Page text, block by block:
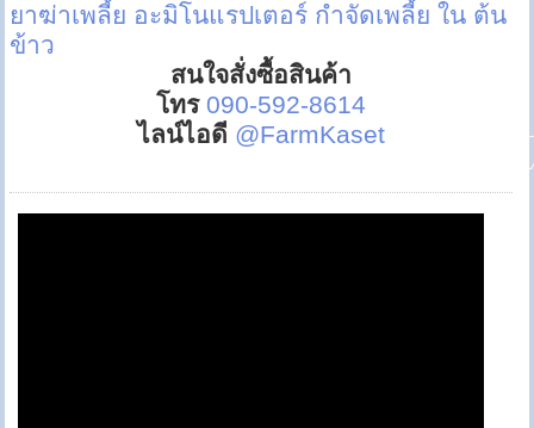
ยาฆ่าเพลี้ย อะมิโนแรปเตอร์ กำจัดเพลี้ย ใน ต้น
ข้าว
สนใจสั่งซื้อสินค้า
โทร 090-592-8614
ไลน์ไอดี @FarmKaset